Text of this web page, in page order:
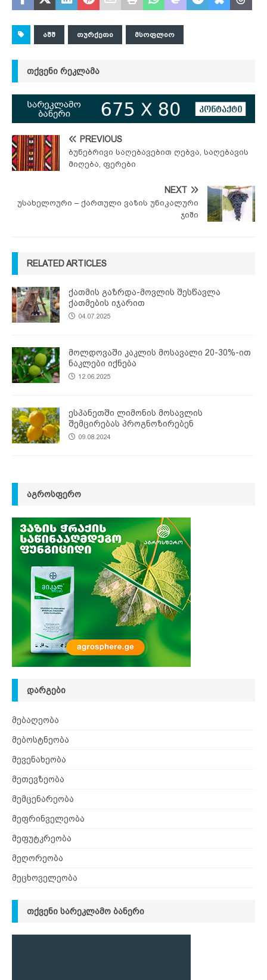
ᲐᲨᲨ ᲗᲣᲠᲥᲔᲗᲘ ᲛᲡᲝᲤᲚᲘᲝ
ᲗᲥᲕᲔᲜᲘ ᲠᲔᲙᲚᲐᲛᲐ
PREVIOUS
ბუნებრივი საღებავებით ღებვა, საღებავის
მიღება, ფერები
NEXT
უსახელოური – ქართული ვაზის უნიკალური
ჯიში
RELATED ARTICLES
ქათმის გაზრდა-მოვლის შესწავლა
ქათმების იჯარით
04.07.2025
მოლდოვაში კაკლის მოსავალი 20-30%-ით
ნაკლები იქნება
12.06.2025
ესპანეთში ლიმონის მოსავლის
შემცირებას პროგნოზირებენ
09.08.2024
ᲐᲒᲠᲝᲡᲤᲔᲠᲝ
ᲓᲐᲠᲒᲔᲑᲘ
მებაღეობა
მებოსტნეობა
მევენახეობა
მეთევზეობა
მემცენარეობა
მეფრინველეობა
მეფუტკრეობა
მეღორეობა
მეცხოველეობა
ᲗᲥᲕᲔᲜᲘ ᲡᲐᲠᲔᲙᲚᲐᲛᲝ ᲑᲐᲜᲔᲠᲘ